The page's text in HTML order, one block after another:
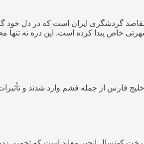
گردشگری ایران است که در دل خود
انجیر معابد، شهرتی خاص پیدا کرده است.
به جزایر خلیج فارس از جمله قشم وارد